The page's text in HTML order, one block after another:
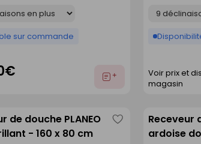
sur commande
Ajouter
Voir prix et
magasin
de douche PLANEO
- 160 x 80 cm
Enregistrer
comme
Receveur
ardoise